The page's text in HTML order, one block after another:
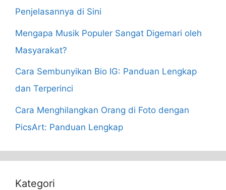
Penjelasannya di Sini
Mengapa Musik Populer Sangat Digemari oleh
Masyarakat?
Cara Sembunyikan Bio IG: Panduan Lengkap
dan Terperinci
Cara Menghilangkan Orang di Foto dengan
PicsArt: Panduan Lengkap
Kategori